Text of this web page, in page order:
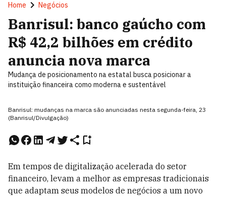
Home Negócios
Banrisul: banco gaúcho com
R$ 42,2 bilhões em crédito
anuncia nova marca
Mudança de posicionamento na estatal busca posicionar a
instituição financeira como moderna e sustentável
Banrisul: mudanças na marca são anunciadas nesta segunda-feira, 23
(Banrisul/Divulgação)
Em tempos de digitalização acelerada do setor
financeiro, levam a melhor as empresas tradicionais
que adaptam seus modelos de negócios a um novo